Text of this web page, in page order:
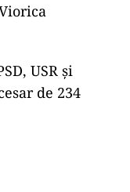
USR şi
de 234